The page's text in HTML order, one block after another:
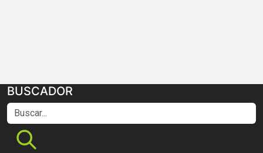
BUSCADOR
Buscar...